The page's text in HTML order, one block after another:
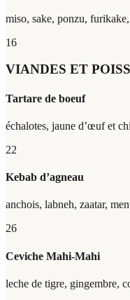
miso, sake, ponzu,
16
VIANDES ET
Tartare de boeuf
échalotes, jaune d’œuf et
22
Kebab d’agneau
anchois, labneh, zaatar,
26
Ceviche Mahi-Mahi
leche de tigre, gingembre,